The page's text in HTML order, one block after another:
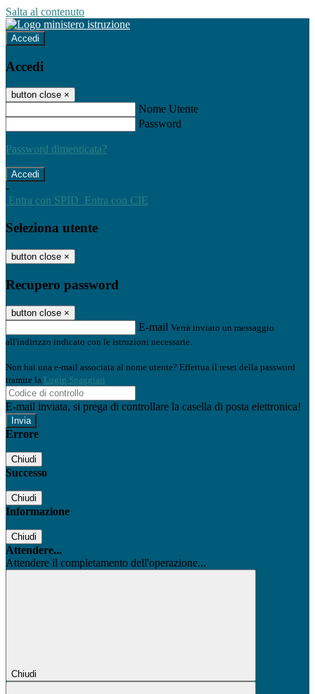
Salta al contenuto
Accedi
Accedi
button close ×
Nome Utente
Password
Password dimenticata?
-
Entra con SPID Entra con CIE
Seleziona utente
button close ×
Recupero password
button close ×
E-mail Verrà inviato un messaggio
all'indirizzo indicato con le istruzioni necessarie.
Non hai una e-mail associata al nome utente? Effettua il reset della password
tramite la Login Spaggiari
E-mail inviata, si prega di controllare la casella di posta elettronica!
Errore
Chiudi
Successo
Chiudi
Informazione
Chiudi
Attendere...
Attendere il completamento dell'operazione...
Chiudi